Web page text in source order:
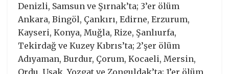
Denizli, Samsun ve Şırnak’ta; 3’er ölüm
Ankara, Bingöl, Çankırı, Edirne, Erzurum,
Kayseri, Konya, Muğla, Rize, Şanlıurfa,
Tekirdağ ve Kuzey Kıbrıs’ta; 2’şer ölüm
Adıyaman, Burdur, Çorum, Kocaeli, Mersin,
Ordu, Uşak, Yozgat ve Zonguldak’ta; 1’er ölüm